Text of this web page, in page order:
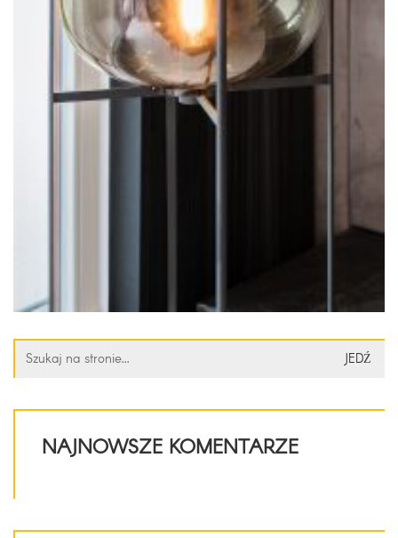
NAJNOWSZE KOMENTARZE